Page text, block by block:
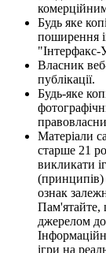
Будь яке
поширення
"Інтерфакс-
Власник
публікації.
Будь-яке
Матеріали
старше 21
викликати
(принципів)
ознак
Пам'ятайте,
джерелом
ігри на